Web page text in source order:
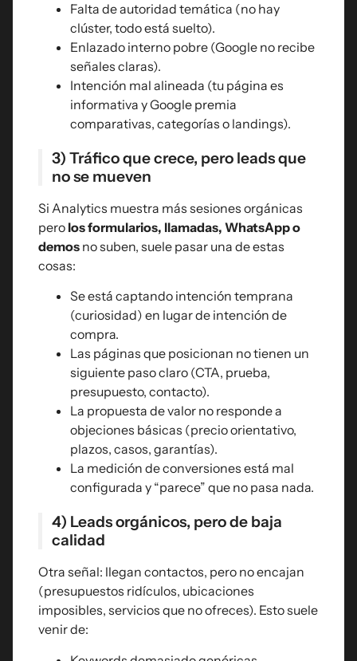
Falta de autoridad temática (no hay
clúster, todo está suelto).
Enlazado interno pobre (Google no recibe
señales claras).
Intención mal alineada (tu página es
informativa y Google premia
comparativas, categorías o landings).
3) Tráfico que crece, pero leads que
no se mueven
Si Analytics muestra más sesiones orgánicas
pero los formularios, llamadas, WhatsApp o
demos no suben, suele pasar una de estas
cosas:
Se está captando intención temprana
(curiosidad) en lugar de intención de
compra.
Las páginas que posicionan no tienen un
siguiente paso claro (CTA, prueba,
presupuesto, contacto).
La propuesta de valor no responde a
objeciones básicas (precio orientativo,
plazos, casos, garantías).
La medición de conversiones está mal
configurada y “parece” que no pasa nada.
4) Leads orgánicos, pero de baja
calidad
Otra señal: llegan contactos, pero no encajan
(presupuestos ridículos, ubicaciones
imposibles, servicios que no ofreces). Esto suele
venir de: